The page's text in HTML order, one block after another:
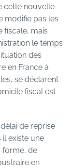
cette nouvelle
modifie pas les
fiscale, mais
le temps
des
en France à
se déclarent
fiscal est
de reprise
il existe une
forme, de
en